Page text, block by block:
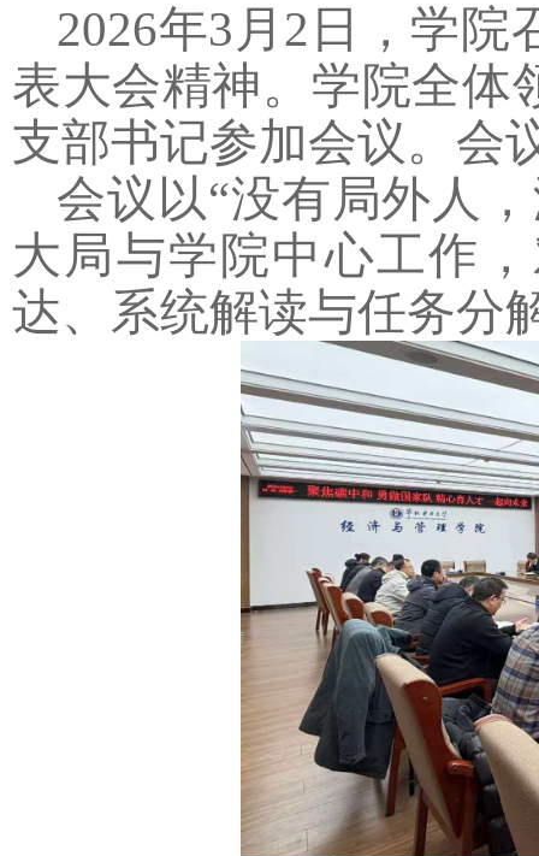
2026年3月2日，学
表大会精神。学院全体
支部书记参加会议。会
会议以“没有局外人
大局与学院中心工作
达、系统解读与任务分